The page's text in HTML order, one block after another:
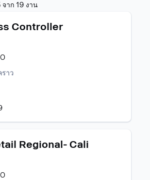
จาก 19 งานผล
ค้นหา
งาน
ปุ่ม
Tab
Controller
าว
Regional- Cali